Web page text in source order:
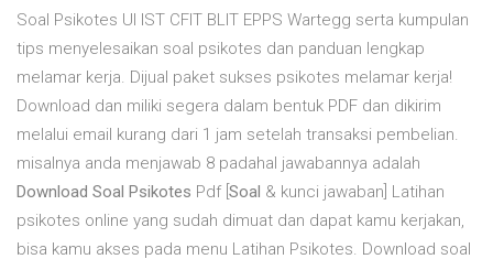
Soal Psikotes UI IST CFIT BLIT EPPS Wartegg serta kumpulan
tips menyelesaikan soal psikotes dan panduan lengkap
melamar kerja. Dijual paket sukses psikotes melamar kerja!
Download dan miliki segera dalam bentuk PDF dan dikirim
melalui email kurang dari 1 jam setelah transaksi pembelian.
misalnya anda menjawab 8 padahal jawabannya adalah
Download Soal Psikotes Pdf [ Soal & kunci jawaban] Latihan
psikotes online yang sudah dimuat dan dapat kamu kerjakan,
bisa kamu akses pada menu Latihan Psikotes. Download soal